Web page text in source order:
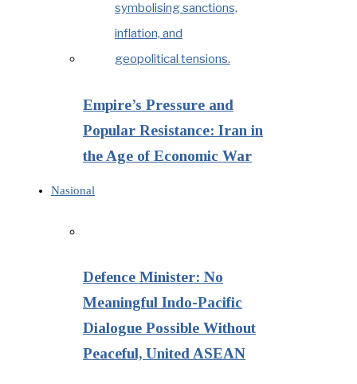
Empire’s Pressure and
Popular Resistance: Iran in
the Age of Economic War
Nasional
Defence Minister: No
Meaningful Indo-Pacific
Dialogue Possible Without
Peaceful, United ASEAN